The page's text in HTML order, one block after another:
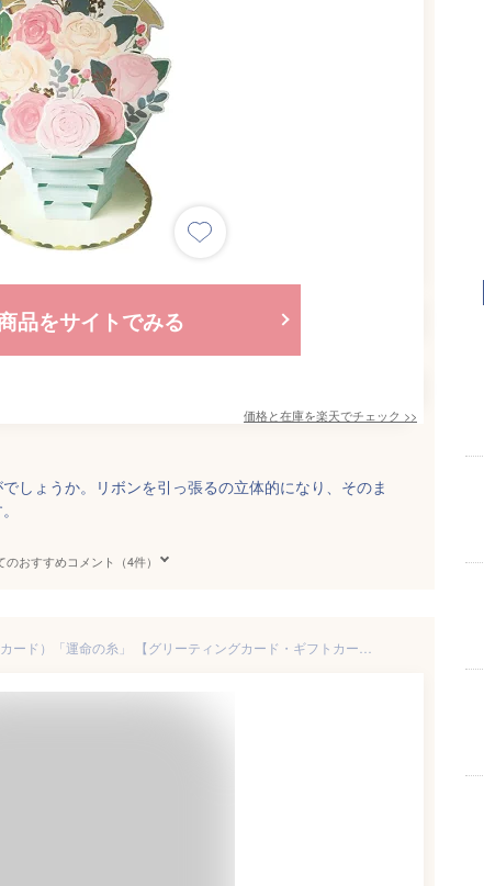
品をサイトでみる
価格と在庫を楽天でチェック >>
しょうか。リボンを引っ張るの立体的になり、そのま
のおすすめコメント（4件）